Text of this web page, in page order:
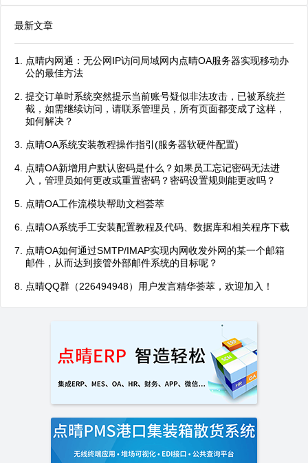
最新文章
点晴内网通：无公网IP访问局域网内点晴OA服务器实现移动办
公的最佳方法
提交订单时系统突然提示当前账号疑似非法攻击，已被系统拦
截，如需继续访问，请联系管理员，所有页面都变成了这样，
如何解决？
点晴OA系统安装教程操作指引(服务器软硬件配置)
点晴OA新增用户默认密码是什么？如果员工忘记密码无法进
入，管理员如何更改或重置密码？密码设置规则能更改吗？
点晴OA工作流模块帮助文档荟萃
点晴OA系统手工安装配置教程及代码、数据库和相关程序下载
点晴OA如何通过SMTP/IMAP实现内网收发外网的某一个邮箱
邮件，从而达到接管外部邮件系统的目标呢？
点晴QQ群（226494948）用户发言精华荟萃，欢迎加入！